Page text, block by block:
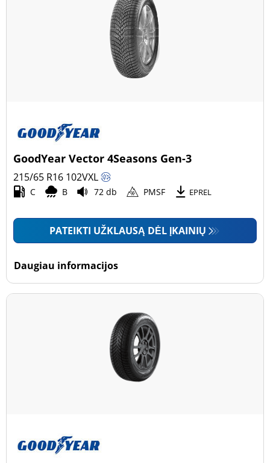
GoodYear Vector 4Seasons Gen-3
215/65 R16 102VXL
C B 72 db PMSF EPREL
PATEIKTI UŽKLAUSĄ DĖL ĮKAINIŲ
Daugiau informacijos